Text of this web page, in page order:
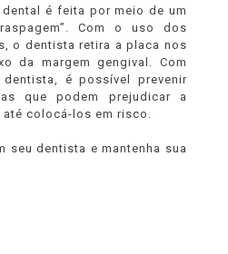
é feita por meio de um
Com o uso dos
o dentista retira a placa nos
da margem gengival. Com
é possível prevenir
que podem prejudicar a
colocá-los em risco.
seu dentista e mantenha sua